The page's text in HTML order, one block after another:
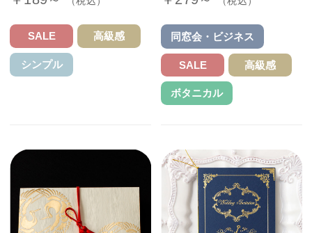
SALE 高級感
シンプル
同窓会・ビジネス
SALE 高級感
ボタニカル